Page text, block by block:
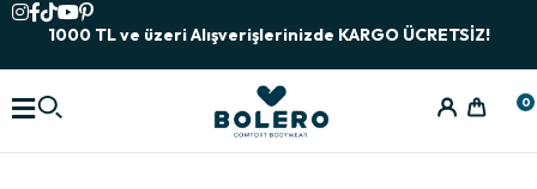
1000 TL ve üzeri Alışverişlerinizde KARGO ÜCRETSİZ!
0